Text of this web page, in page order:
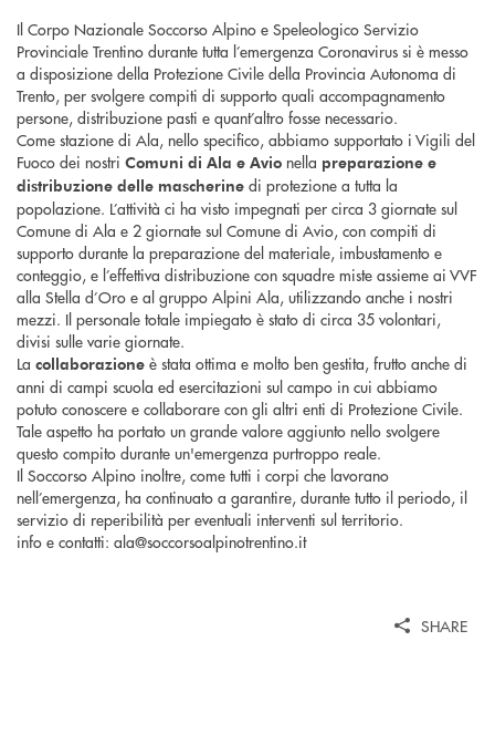
Il Corpo Nazionale Soccorso Alpino e Speleologico Servizio
Provinciale Trentino durante tutta l’emergenza Coronavirus si è messo
a disposizione della Protezione Civile della Provincia Autonoma di
Trento, per svolgere compiti di supporto quali accompagnamento
persone, distribuzione pasti e quant’altro fosse necessario.
Come stazione di Ala, nello specifico, abbiamo supportato i Vigili del
Fuoco dei nostri Comuni di Ala e Avio nella preparazione e
distribuzione delle mascherine di protezione a tutta la
popolazione. L’attività ci ha visto impegnati per circa 3 giornate sul
Comune di Ala e 2 giornate sul Comune di Avio, con compiti di
supporto durante la preparazione del materiale, imbustamento e
conteggio, e l’effettiva distribuzione con squadre miste assieme ai VVF
alla Stella d’Oro e al gruppo Alpini Ala, utilizzando anche i nostri
mezzi. Il personale totale impiegato è stato di circa 35 volontari,
divisi sulle varie giornate.
La collaborazione è stata ottima e molto ben gestita, frutto anche di
anni di campi scuola ed esercitazioni sul campo in cui abbiamo
potuto conoscere e collaborare con gli altri enti di Protezione Civile.
Tale aspetto ha portato un grande valore aggiunto nello svolgere
questo compito durante un'emergenza purtroppo reale.
Il Soccorso Alpino inoltre, come tutti i corpi che lavorano
nell’emergenza, ha continuato a garantire, durante tutto il periodo, il
servizio di reperibilità per eventuali interventi sul territorio.
info e contatti: ala@soccorsoalpinotrentino.it
SHARE